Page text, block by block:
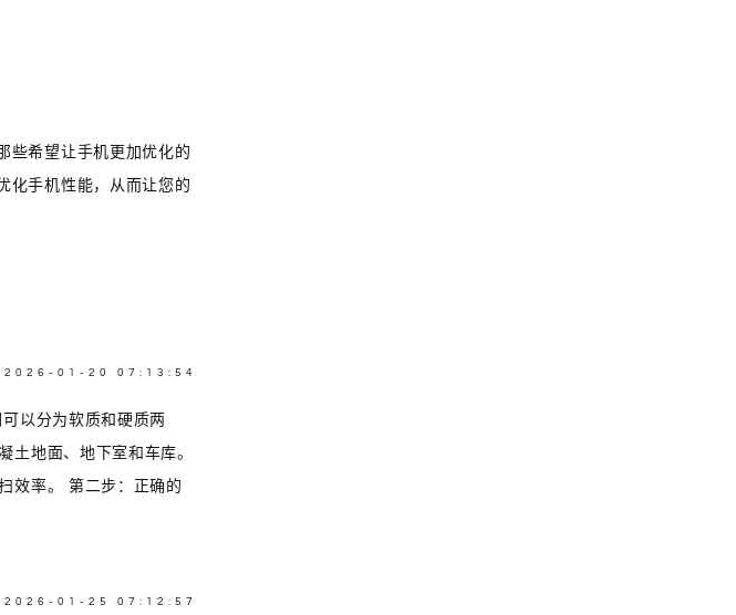
些希望让手机更加优化的
化手机性能，从而让您的
2026-01-20 07:13:54
以分为软质和硬质两
地面、地下室和车库。
效率。 第二步：正确的
2026-01-25 07:12:57